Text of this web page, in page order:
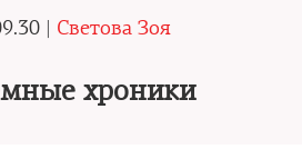
| Светова Зоя
хроники